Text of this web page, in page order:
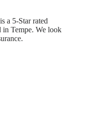
a 5-Star rated
in Tempe. We look